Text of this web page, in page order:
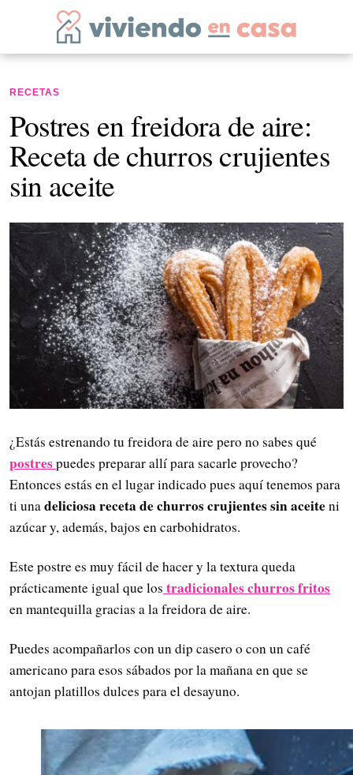
RECETAS
Postres en freidora de aire:
Receta de churros crujientes
sin aceite
¿Estás estrenando tu freidora de aire pero no sabes qué
postrespuedes preparar allí para sacarle provecho?
Entonces estás en el lugar indicado pues aquí tenemos para
ti unadeliciosa receta de churros crujientes sin aceiteni
azúcar y, además, bajos en carbohidratos.
Este postre es muy fácil de hacer y la textura queda
prácticamente igual que los tradicionales churros fritos
en mantequilla gracias a la freidora de aire.
Puedes acompañarlos con un dip casero o con un café
americano para esos sábados por la mañana en que se
antojan platillos dulces para el desayuno.